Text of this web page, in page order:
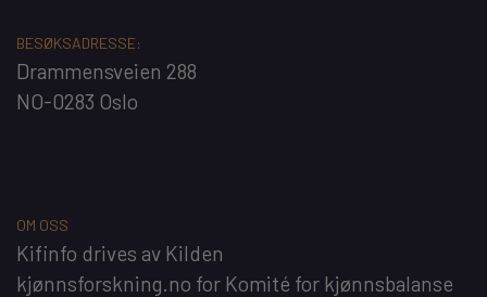
BESØKSADRESSE:
Drammensveien 288
NO-0283 Oslo
OM OSS
Kifinfo drives av Kilden
kjønnsforskning.no for Komité for kjønnsbalanse